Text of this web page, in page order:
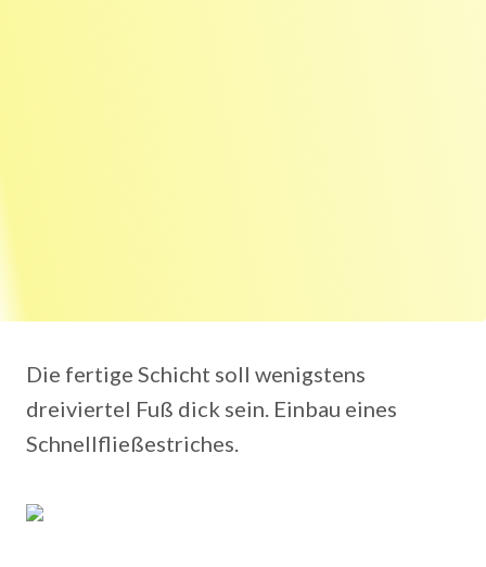
Die fertige Schicht soll wenigstens
dreiviertel Fuß dick sein. Einbau eines
Schnellfließestriches.